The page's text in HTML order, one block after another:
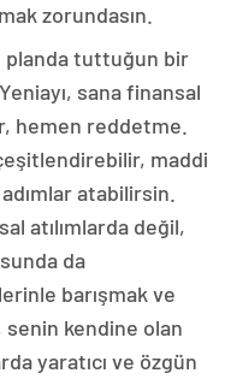
zorundasın.
planda tuttuğun bir
sana finansal
hemen reddetme.
maddi
atabilirsin.
atılımlarda değil,
da
barışmak ve
senin kendine olan
yaratıcı ve özgün